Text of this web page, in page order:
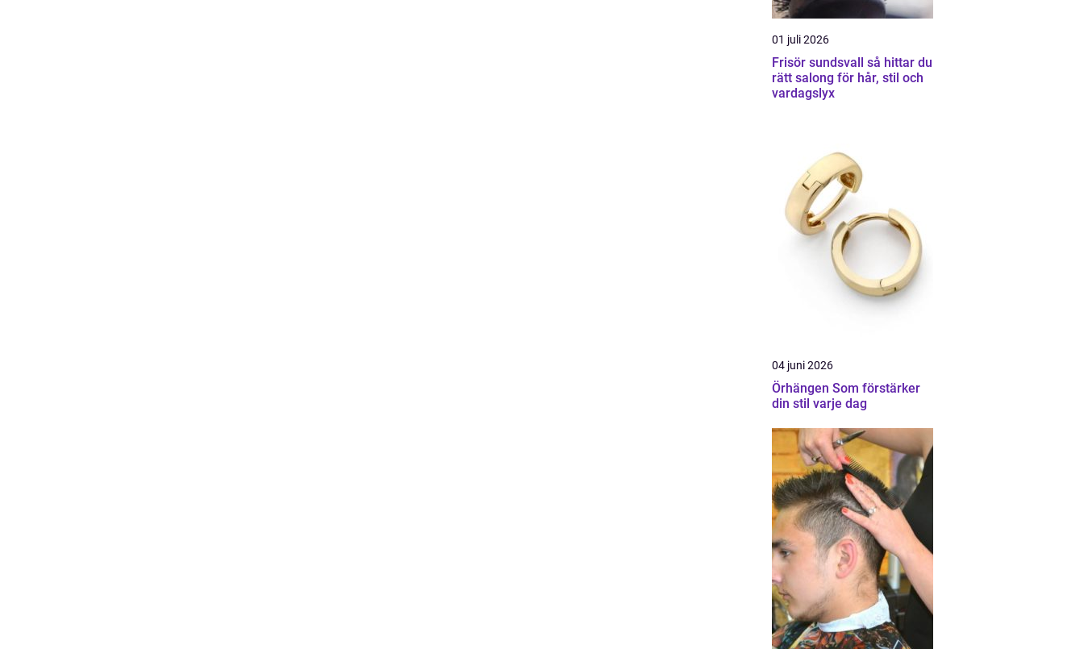
01 juli 2026
Frisör sundsvall så hittar du
rätt salong för hår, stil och
vardagslyx
04 juni 2026
Örhängen Som förstärker
din stil varje dag